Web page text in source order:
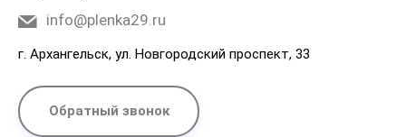
info@plenka29.ru
г. Архангельск, ул. Новгородский проспект, 33
Обратный звонок